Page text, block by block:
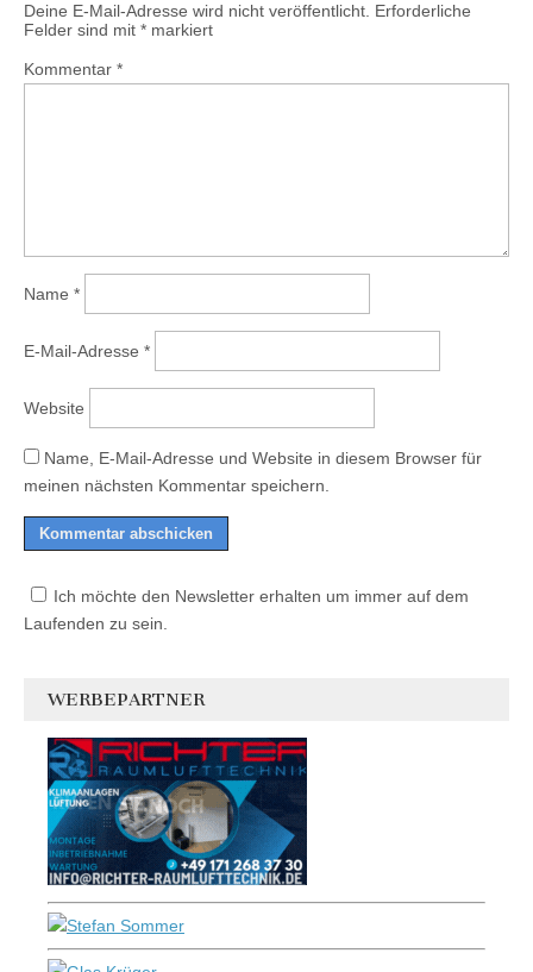
Deine E-Mail-Adresse wird nicht veröffentlicht. Erforderliche
Felder sind mit * markiert
Kommentar *
Name *
E-Mail-Adresse *
Website
Name, E-Mail-Adresse und Website in diesem Browser für
meinen nächsten Kommentar speichern.
Ich möchte den Newsletter erhalten um immer auf dem
Laufenden zu sein.
WERBEPARTNER